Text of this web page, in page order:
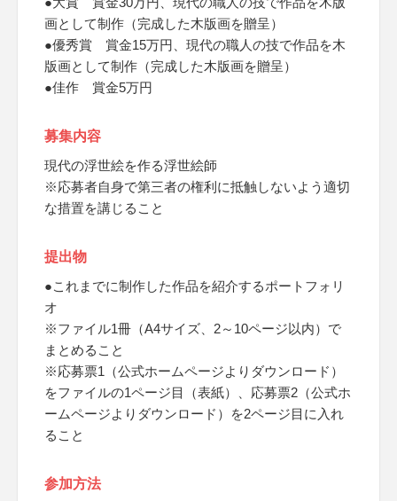
画として制作（完成した木版画を贈呈）
●優秀賞 賞金15万円、現代の職人の技で作品を木
版画として制作（完成した木版画を贈呈）
●佳作 賞金5万円
募集内容
現代の浮世絵を作る浮世絵師
※応募者自身で第三者の権利に抵触しないよう適切
な措置を講じること
提出物
●これまでに制作した作品を紹介するポートフォリ
オ
※ファイル1冊（A4サイズ、2～10ページ以内）で
まとめること
※応募票1（公式ホームページよりダウンロード）
をファイルの1ページ目（表紙）、応募票2（公式ホ
ームページよりダウンロード）を2ページ目に入れ
ること
参加方法